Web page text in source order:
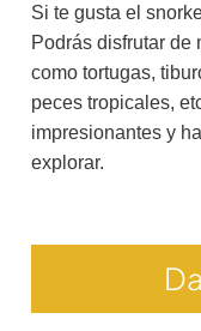
Si te gusta el
Podrás disfrutar de
como tortugas,
peces tropicales,
impresionantes y
explorar.